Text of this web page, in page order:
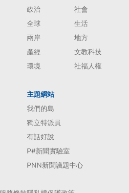
政治
社會
全球
生活
兩岸
地方
產經
文教科技
環境
社福人權
主題網站
我們的島
獨立特派員
有話好說
P#新聞實驗室
PNN新聞議題中心